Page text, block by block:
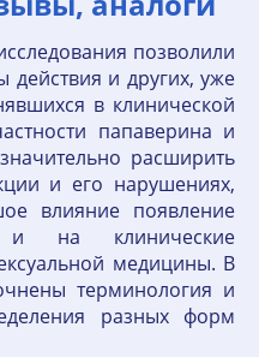
позволили
действия и других, уже
в клинической
папаверина и
расширить
и его нарушениях,
влияние появление
и на клинические
медицины. В
терминология и
разных форм